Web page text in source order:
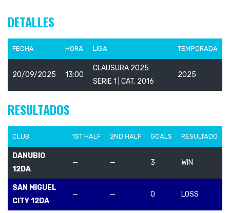
DETALLES
FECHA HORA LIGA TEMPORADA
20/09/2025 13:00
CLAUSURA 2025
SERIE 1 | CAT. 2016
2025
RESULTADOS
CLUB 1ST HALF 2ND HALF GOALS RESULTADO
DANUBIO
12DA
— — 3 WIN
SAN MIGUEL
CITY 12DA
— — 0 LOSS